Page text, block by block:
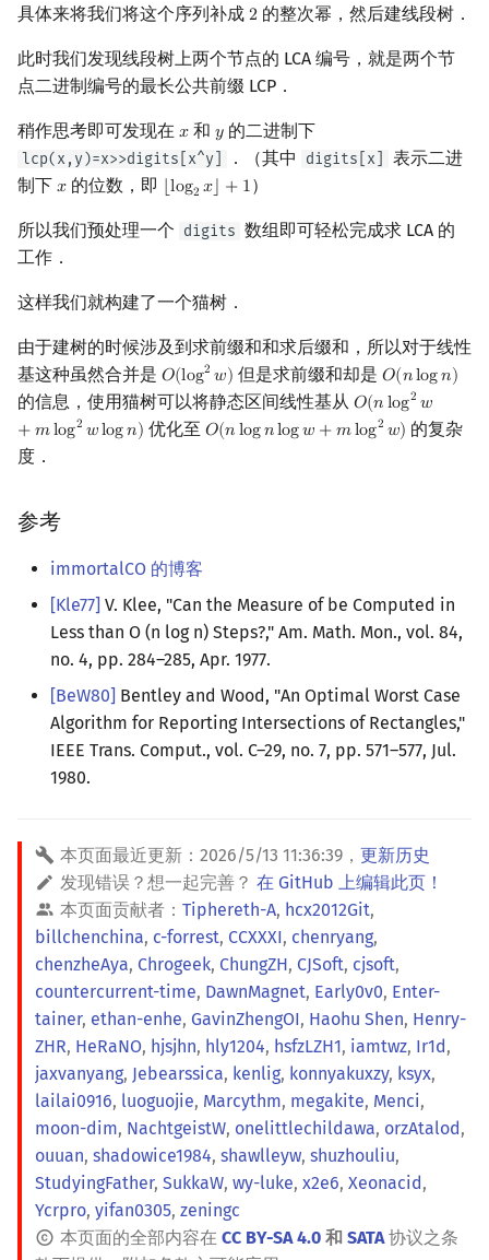
具体来将我们将这个序列补成 2
2 的整次幂，然后建线段树．
此时我们发现线段树上两个节点的 LCA 编号，就是两个节
点二进制编号的最长公共前缀 LCP．
稍作思考即可发现在 𝑥
x 和𝑦
y的二进制下
lcp(x,y)=x>>digits[x^y] ．（其中 digits[x]
表示二进
制下 𝑥
x 的位数，即 ⌊log2 𝑥⌋ + 1
⌊log2 x⌋ 1 ）
所以我们预处理一个 digits 数组即可轻松完成求 LCA 的
工作．
这样我们就构建了一个猫树．
由于建树的时候涉及到求前缀和和求后缀和，所以对于线性
基这种虽然合并是 𝑂(log2 𝑤)
O(log2 w) 但是求前缀和却是𝑂(𝑛log𝑛)
O(nlogn)
的信息，使用猫树可以将静态区间线性基从 𝑂(𝑛log2 𝑤
+𝑚log2 𝑤log𝑛)
O(nlog2w+
优化至 𝑂(𝑛log𝑛log𝑤 +𝑚log2 𝑤)
O(nlognlogw+mlog2w)
的复杂
度．
参考
immortalCO 的博客
[Kle77] V. Klee, "Can the Measure of be Computed in
Less than O (n log n) Steps?," Am. Math. Mon., vol. 84,
no. 4, pp. 284–285, Apr. 1977.
[BeW80] Bentley and Wood, "An Optimal Worst Case
Algorithm for Reporting Intersections of Rectangles,"
IEEE Trans. Comput., vol. C–29, no. 7, pp. 571–577, Jul.
1980.
本页面最近更新： 2026/5/13 11:36:39 ， 更新历史
发现错误？想一起完善？ 在 GitHub 上编辑此页！
本页面贡献者： Tiphereth-A, hcx2012Git,
billchenchina, c-forrest, CCXXXI, chenryang,
chenzheAya, Chrogeek, ChungZH, CJSoft, cjsoft,
countercurrent-time, DawnMagnet, Early0v0, Enter-
tainer, ethan-enhe, GavinZhengOI, Haohu Shen, Henry-
ZHR, HeRaNO, hjsjhn, hly1204, hsfzLZH1, iamtwz, Ir1d,
jaxvanyang, Jebearssica, kenlig, konnyakuxzy, ksyx,
lailai0916, luoguojie, Marcythm, megakite, Menci,
moon-dim, NachtgeistW, onelittlechildawa, orzAtalod,
ouuan, shadowice1984, shawlleyw, shuzhouliu,
StudyingFather, SukkaW, wy-luke, x2e6, Xeonacid,
Ycrpro, yifan0305, zeningc
本页面的全部内容在 CC BY-SA 4.0 和 SATA协议之条